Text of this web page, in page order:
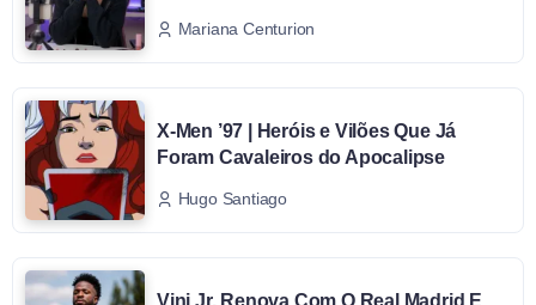
Mariana Centurion
X-Men ’97 | Heróis e Vilões Que Já
Foram Cavaleiros do Apocalipse
Hugo Santiago